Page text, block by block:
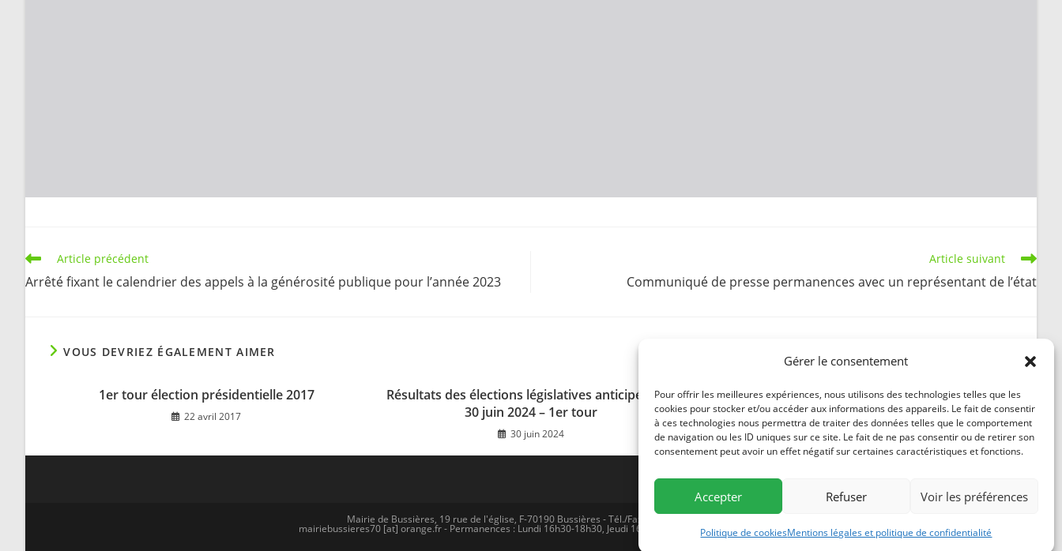
Gérer le consentement
Pour offrir les meilleures expériences, nous utilisons des technologies telles que les
cookies pour stocker et/ou accéder aux informations des appareils. Le fait de consentir
à ces technologies nous permettra de traiter des données telles que le comportement
de navigation ou les ID uniques sur ce site. Le fait de ne pas consentir ou de retirer son
consentement peut avoir un effet négatif sur certaines caractéristiques et fonctions.
Accepter Refuser Voir les préférences
Politique de cookiesMentions légales et politique de confidentialité
Read
more
articles
Article précédent
Arrêté fixant le calendrier des appels à la générosité publique pour l’année 2023
Article suivant
Communiqué de presse permanences avec un représentant de l’état
VOUS DEVRIEZ ÉGALEMENT AIMER
1er tour élection présidentielle 2017
22 avril 2017
Résultats des élections législatives anticipées du
30 juin 2024 – 1er tour
30 juin 2024
Le p’tit journal biodiversité #1, Janvier 2022
20 janvier 2022
Mairie de Bussières, 19 rue de l'église, F-70190 Bussières - Tél./Fax (0)3 81 57 77 84
mairiebussieres70 [at] orange.fr - Permanences : Lundi 16h30-18h30, Jeudi 16h30-18H30 - Mentions légales